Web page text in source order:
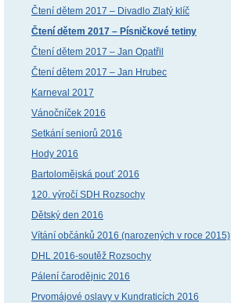
Čtení dětem 2017 – Divadlo Zlatý klíč
Čtení dětem 2017 – Písničkové tetiny
Čtení dětem 2017 – Jan Opatřil
Čtení dětem 2017 – Jan Hrubec
Karneval 2017
Vánočníček 2016
Setkání seniorů 2016
Hody 2016
Bartolomějská pouť 2016
120. výročí SDH Rozsochy
Dětský den 2016
Vítání občánků 2016 (narozených v roce 2015)
DHL 2016-soutěž Rozsochy
Pálení čarodějnic 2016
Prvomájové oslavy v Kundraticích 2016